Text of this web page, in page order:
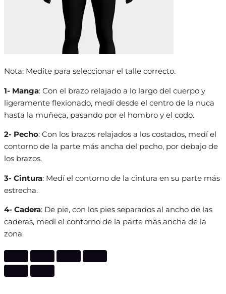
Nota: Medite para seleccionar el talle correcto.
1- Manga: Con el brazo relajado a lo largo del cuerpo y
ligeramente flexionado, medí desde el centro de la nuca
hasta la muñeca, pasando por el hombro y el codo.
2- Pecho: Con los brazos relajados a los costados, medí el
contorno de la parte más ancha del pecho, por debajo de
los brazos.
3- Cintura: Medí el contorno de la cintura en su parte más
estrecha.
4- Cadera: De pie, con los pies separados al ancho de las
caderas, medí el contorno de la parte más ancha de la
zona.